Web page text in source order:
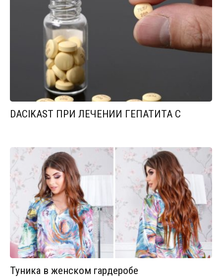
DACIKAST ПРИ ЛЕЧЕНИИ ГЕПАТИТА С
Туника в женском гардеробе